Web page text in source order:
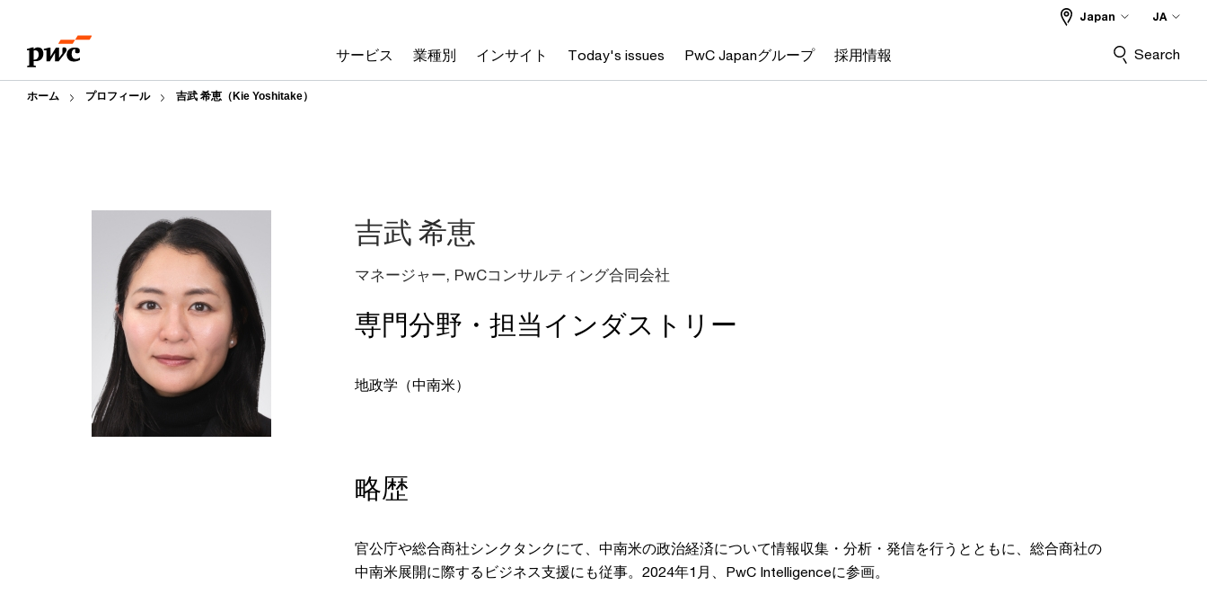
content
footer
サービス 業種別 インサイト Today's issues PwC Japanグループ 採用情報
Japan JA
Search
ホーム プロフィール 吉武 希恵（Kie Yoshitake）
吉武 希恵
マネージャー, PwCコンサルティング合同会社
専門分野・担当インダストリー
地政学（中南米）
略歴
官公庁や総合商社シンクタンクにて、中南米の政治経済について情報収集・分析・発信を行うとともに、総合商社の
中南米展開に際するビジネス支援にも従事。2024年1月、PwC Intelligenceに参画。